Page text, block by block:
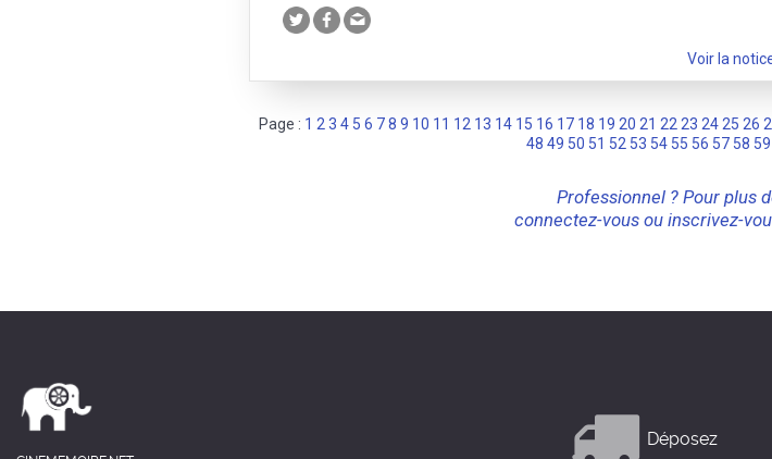
Voir la
Page : 1 2 3 4 5 6 78 9 10 11 12 13 14 15 16 17 18 19 20 21 22 23 24 25 26
48 49 50 51 52 53 54 55 56 57 58 59
Professionnel ? Pour plus
connectez-vous ou inscrivez-
Déposez